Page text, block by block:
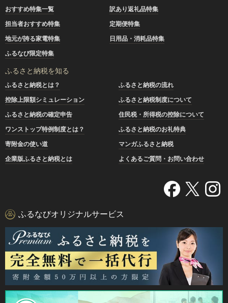
おすすめ特集一覧
訳あり返礼品特集
担当者おすすめ特集
定期便特集
地元が誇る家電特集
日用品・消耗品特集
ふるなび限定特集
ふるさと納税を知る
ふるさと納税とは？
ふるさと納税の流れ
控除上限額シミュレーション
ふるさと納税制度について
ふるさと納税の確定申告
住民税・所得税の控除について
ワンストップ特例制度とは？
ふるさと納税のお礼特典
寄附金の使い道
マンガふるさと納税
企業版ふるさと納税とは
よくあるご質問・お問い合わせ
ふるなびオリジナルサービス